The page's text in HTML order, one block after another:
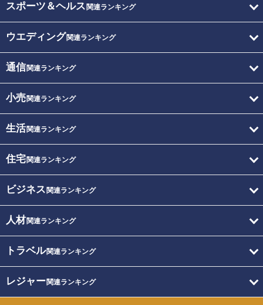
スポーツ＆ヘルス 関連ランキング
ウエディング関連ランキング
通信関連ランキング
小売関連ランキング
生活関連ランキング
住宅関連ランキング
ビジネス 関連ランキング
人材関連ランキング
トラベル関連ランキング
レジャー関連ランキング